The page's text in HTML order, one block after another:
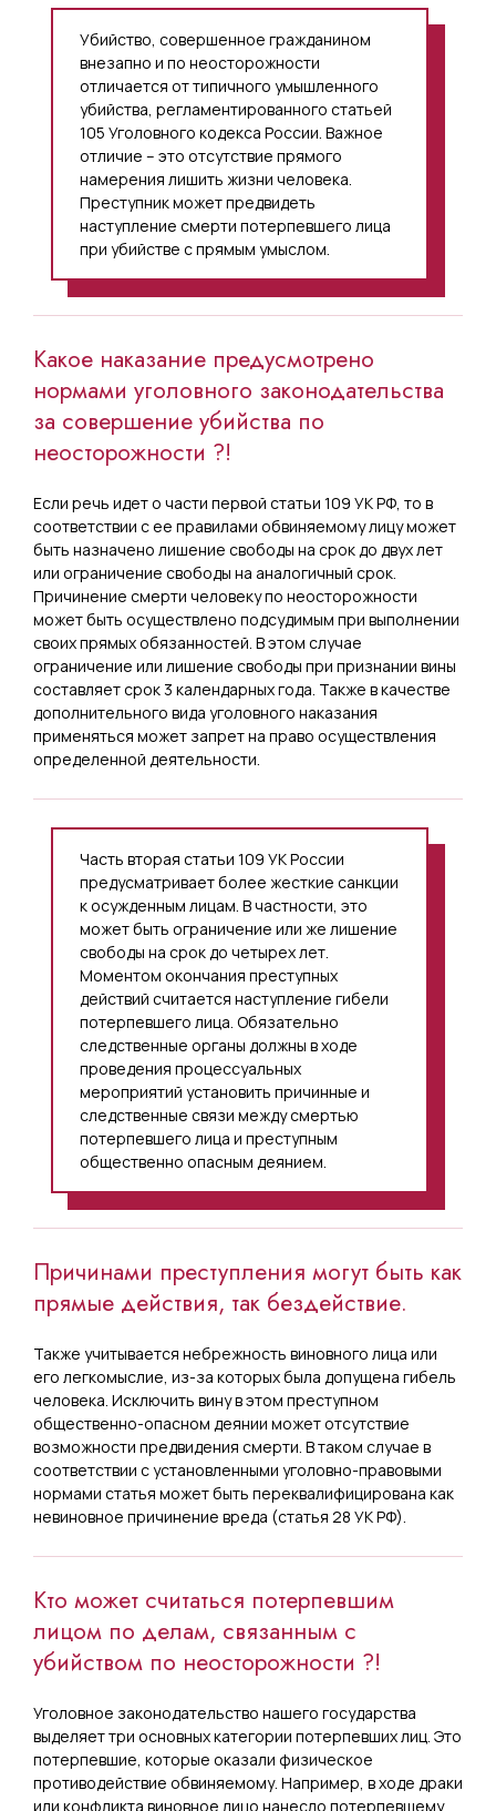
Убийство, совершенное гражданином
внезапно и по неосторожности
отличается от типичного умышленного
убийства, регламентированного статьей
105 Уголовного кодекса России. Важное
отличие – это отсутствие прямого
намерения лишить жизни человека.
Преступник может предвидеть
наступление смерти потерпевшего лица
при убийстве с прямым умыслом.
Какое наказание предусмотрено
нормами уголовного законодательства
за совершение убийства по
неосторожности ?!
Если речь идет о части первой статьи 109 УК РФ, то в
соответствии с ее правилами обвиняемому лицу может
быть назначено лишение свободы на срок до двух лет
или ограничение свободы на аналогичный срок.
Причинение смерти человеку по неосторожности
может быть осуществлено подсудимым при выполнении
своих прямых обязанностей. В этом случае
ограничение или лишение свободы при признании вины
составляет срок 3 календарных года. Также в качестве
дополнительного вида уголовного наказания
применяться может запрет на право осуществления
определенной деятельности.
Часть вторая статьи 109 УК России
предусматривает более жесткие санкции
к осужденным лицам. В частности, это
может быть ограничение или же лишение
свободы на срок до четырех лет.
Моментом окончания преступных
действий считается наступление гибели
потерпевшего лица. Обязательно
следственные органы должны в ходе
проведения процессуальных
мероприятий установить причинные и
следственные связи между смертью
потерпевшего лица и преступным
общественно опасным деянием.
Причинами преступления могут быть как
прямые действия, так бездействие.
Также учитывается небрежность виновного лица или
его легкомыслие, из-за которых была допущена гибель
человека. Исключить вину в этом преступном
общественно-опасном деянии может отсутствие
возможности предвидения смерти. В таком случае в
соответствии с установленными уголовно-правовыми
нормами статья может быть переквалифицирована как
невиновное причинение вреда (статья 28 УК РФ).
Кто может считаться потерпевшим
лицом по делам, связанным с
убийством по неосторожности ?!
Уголовное законодательство нашего государства
выделяет три основных категории потерпевших лиц. Это
потерпевшие, которые оказали физическое
противодействие обвиняемому. Например, в ходе драки
или конфликта виновное лицо нанесло потерпевшему